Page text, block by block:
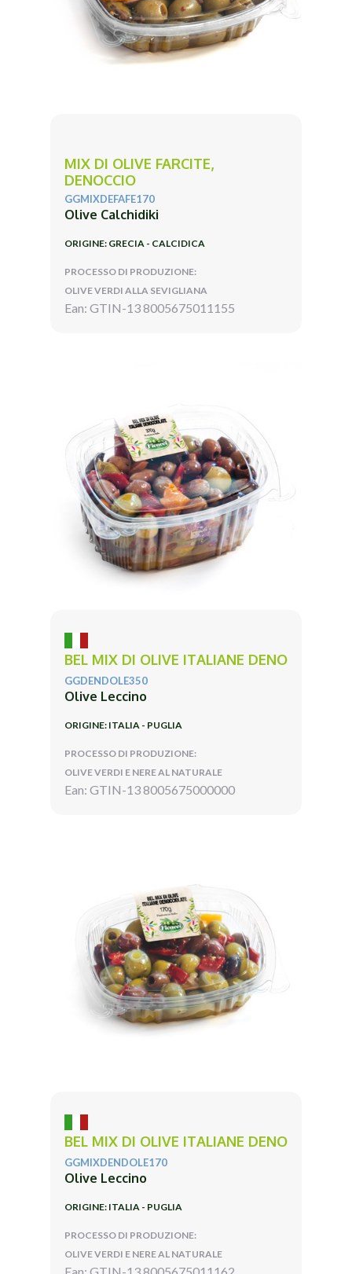
MIX DI OLIVE FARCITE,
DENOCCIO
GGMIXDEFAFE170
Olive Calchidiki
ORIGINE: GRECIA - CALCIDICA
PROCESSO DI PRODUZIONE:
OLIVE VERDI ALLA SEVIGLIANA
Ean: GTIN-13 8005675011155
BEL MIX DI OLIVE ITALIANE DENO
GGDENDOLE350
Olive Leccino
ORIGINE: ITALIA - PUGLIA
PROCESSO DI PRODUZIONE:
OLIVE VERDI E NERE AL NATURALE
Ean: GTIN-13 8005675000000
BEL MIX DI OLIVE ITALIANE DENO
GGMIXDENDOLE170
Olive Leccino
ORIGINE: ITALIA - PUGLIA
PROCESSO DI PRODUZIONE:
OLIVE VERDI E NERE AL NATURALE
Ean: GTIN-13 8005675011162